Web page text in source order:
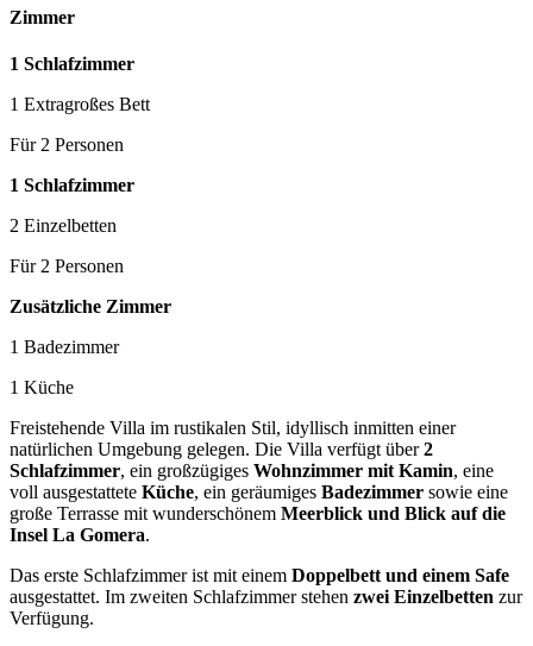
Zimmer
1 Schlafzimmer
1 Extragroßes Bett
Für 2 Personen
1 Schlafzimmer
2 Einzelbetten
Für 2 Personen
Zusätzliche Zimmer
1 Badezimmer
1 Küche
Freistehende Villa im rustikalen Stil, idyllisch inmitten einer
natürlichen Umgebung gelegen. Die Villa verfügt über2
Schlafzimmer, ein großzügiges Wohnzimmer mit Kamin, eine
voll ausgestattete Küche, ein geräumiges Badezimmer sowie eine
große Terrasse mit wunderschönem Meerblick und Blick auf die
Insel La Gomera.
Das erste Schlafzimmer ist mit einem Doppelbett und einem Safe
ausgestattet. Im zweiten Schlafzimmer stehen zwei Einzelbetten zur
Verfügung.